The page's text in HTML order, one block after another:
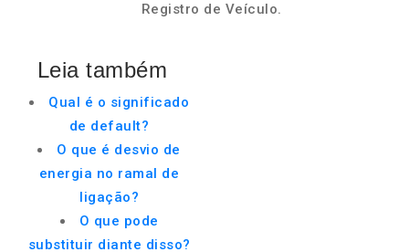
Registro de Veículo.
Leia também
Qual é o significado
de default?
O que é desvio de
energia no ramal de
ligação?
O que pode
substituir diante disso?